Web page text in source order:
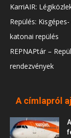
KarriAIR:
Repülés:
katonai repülés
REPNAPtár –
rendezvények
A címlapról